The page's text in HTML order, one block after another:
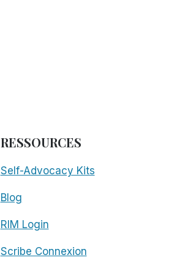
RESSOURCES
Self-Advocacy Kits
Blog
RIM Login
Scribe Connexion